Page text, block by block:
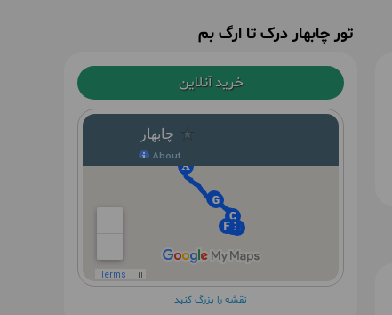
تور چابهار درک تا ارگ بم
خرید آنلاین
نقشه را بزرگ کنید